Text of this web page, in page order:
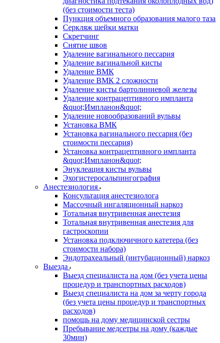
(без стоимости теста)
Пункция объемного образования малого таза
Серкляж шейки матки
Скретчинг
Снятие швов
Удаление вагинального пессария
Удаление вагинальной кисты
Удаление ВМК
Удаление ВМК 2 сложности
Удаление кисты бартолиниевой железы
Удаление контрацептивного импланта
&quot;Импланон&quot;
Удаление новообразований вульвы
Установка ВМК
Установка вагинального пессария (без
стоимости пессария)
Установка контрацептивного импланта
&quot;Импланон&quot;
Энуклеация кисты вульвы
Эхогистеросальпингография
Анестезиология
Консультация анестезиолога
Массочный ингаляционный наркоз
Тотальная внутривенная анестезия
Тотальная внутривенная анестезия для
гастроскопии
Установка подключичного катетера (без
стоимости набора)
Эндотрахеальный (интубационный) наркоз
Выезда
Выезд специалиста на дом (без учета цены
процедур и транспортных расходов)
Выезд специалиста на дом за черту города
(без учета цены процедур и транспортных
расходов)
помощь на дому медицинской сестры
Пребывание медсетры на дому (каждые
30мин)